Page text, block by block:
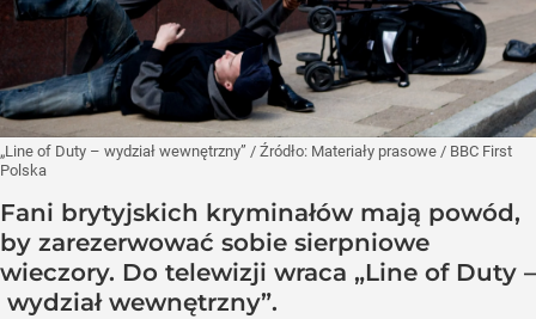
„Line of Duty – wydział wewnętrzny” / Źródło: Materiały prasowe / BBC First
Polska
Fani brytyjskich kryminałów mają powód,
by zarezerwować sobie sierpniowe
wieczory. Do telewizji wraca „Line of Duty –
wydział wewnętrzny”.